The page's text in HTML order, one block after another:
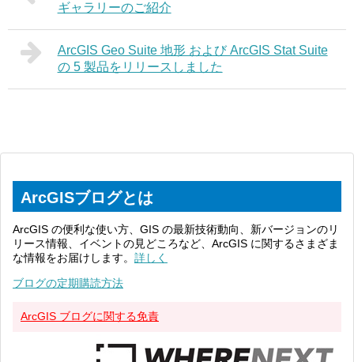
ギャラリーのご紹介
ArcGIS Geo Suite 地形 および ArcGIS Stat Suite
の 5 製品をリリースしました
ArcGISブログとは
ArcGIS の便利な使い方、GIS の最新技術動向、新バージョンのリ
リース情報、イベントの見どころなど、ArcGIS に関するさまざま
な情報をお届けします。 詳しく
ブログの定期購読方法
ArcGIS ブログに関する免責